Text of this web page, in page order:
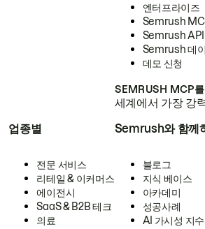
엔터프라이즈
Semrush
Semrush API
Semrush 데
데모 신청
SEMRUSH MCP를
세계에서 가장 강
업종별
전문 서비스
리테일 & 이커머스
에이전시
SaaS & B2B 테크
의료
Semrush와 함께
블로그
지식 베이스
아카데미
성공사례
AI 가시성 지수